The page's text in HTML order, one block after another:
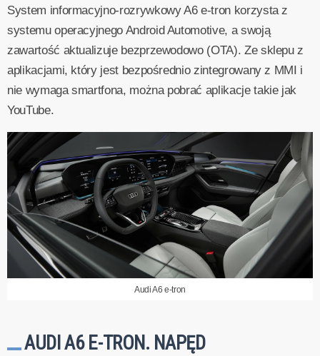
System informacyjno-rozrywkowy A6 e-tron korzysta z
systemu operacyjnego Android Automotive, a swoją
zawartość aktualizuje bezprzewodowo (OTA). Ze sklepu z
aplikacjami, który jest bezpośrednio zintegrowany z MMI i
nie wymaga smartfona, można pobrać aplikacje takie jak
YouTube.
Audi A6 e-tron
AUDI A6 E-TRON. NAPĘD